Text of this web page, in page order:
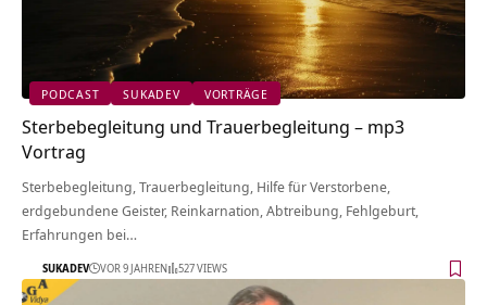
PODCAST SUKADEV VORTRÄGE
Sterbebegleitung und Trauerbegleitung – mp3
Vortrag
Sterbebegleitung, Trauerbegleitung, Hilfe für Verstorbene,
erdgebundene Geister, Reinkarnation, Abtreibung, Fehlgeburt,
Erfahrungen bei…
SUKADEV VOR 9 JAHREN 527 VIEWS